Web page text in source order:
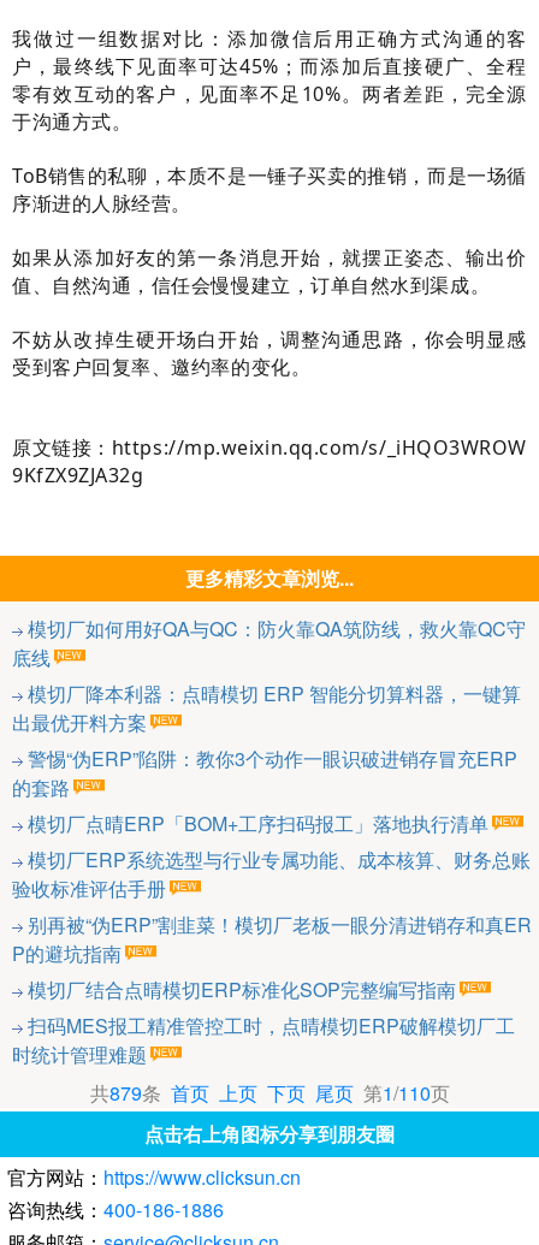
我做过一组数据对比：添加微信后用正确方式沟通的客
户，最终线下见面率可达45%；而添加后直接硬广、全程
零有效互动的客户，见面率不足10%。两者差距，完全源
于沟通方式。
ToB销售的私聊，本质不是一锤子买卖的推销，而是一场循
序渐进的人脉经营。
如果从添加好友的第一条消息开始，就摆正姿态、输出价
值、自然沟通，信任会慢慢建立，订单自然水到渠成。
不妨从改掉生硬开场白开始，调整沟通思路，你会明显感
受到客户回复率、邀约率的变化。
原文链接：https://mp.weixin.qq.com/s/_iHQO3WROW
9KfZX9ZJA32g
更多精彩文章浏览...
模切厂如何用好QA与QC：防火靠QA筑防线，救火靠QC守
底线
模切厂降本利器：点晴模切 ERP 智能分切算料器，一键算
出最优开料方案
警惕“伪ERP”陷阱：教你3个动作一眼识破进销存冒充ERP
的套路
模切厂点晴ERP「BOM+工序扫码报工」落地执行清单
模切厂ERP系统选型与行业专属功能、成本核算、财务总账
验收标准评估手册
别再被“伪ERP”割韭菜！模切厂老板一眼分清进销存和真ER
P的避坑指南
模切厂结合点晴模切ERP标准化SOP完整编写指南
扫码MES报工精准管控工时，点晴模切ERP破解模切厂工
时统计管理难题
共879条 首页 上页 下页 尾页第1/110页
点击右上角图标分享到朋友圈
官方网站： https://www.clicksun.cn
咨询热线： 400-186-1886